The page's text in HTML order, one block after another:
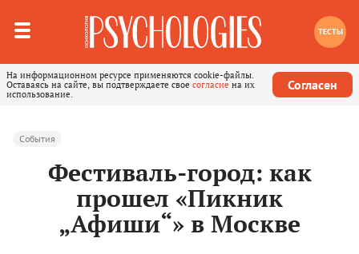
ТЕСТЫ
На информационном ресурсе применяются cookie-файлы.
Оставаясь на сайте, вы подтверждаете свое согласие на их
использование.
Согласен
События
Фестиваль-город: как
прошел «Пикник
„Афиши“» в Москве